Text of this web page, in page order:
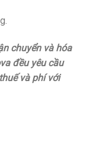
chuyển và hóa
đều yêu cầu
và phí với